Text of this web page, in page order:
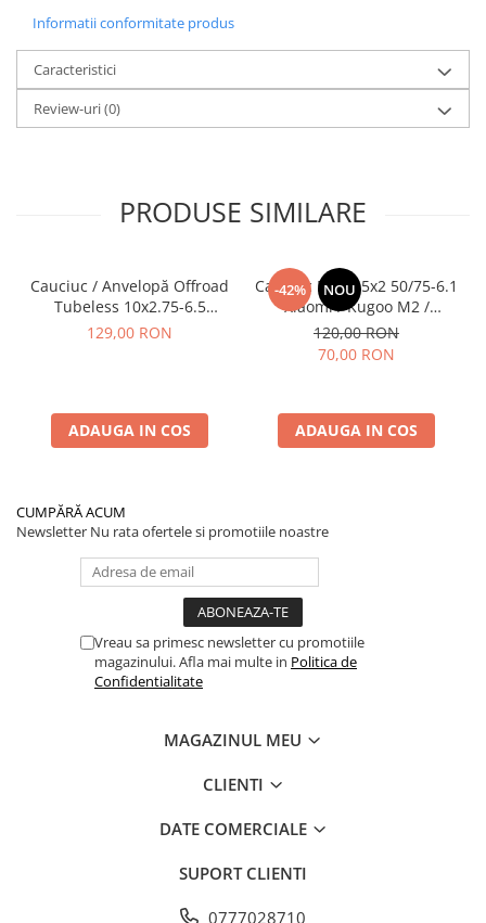
Informatii conformitate produs
Caracteristici
Review-uri(0)
PRODUSE SIMILARE
Cauciuc / Anvelopă Offroad
Tubeless 10x2.75-6.5
KuKirin G2/G2 Master 2025
129,00 RON
ADAUGA IN COS
-42% NOU
Cauciuc Plin 8.5x2 50/75-6.1
Xiaomi / Kugoo M2 /
Ducati/Evergreen/Motus/
120,00 RON
70,00 RON
ADAUGA IN COS
CUMPĂRĂ ACUM
Newsletter Nu rata ofertele si promotiile noastre
Vreau sa primesc newsletter cu promotiile
magazinului. Afla mai multe in Politica de
Confidentialitate
MAGAZINUL MEU
CLIENTI
DATE COMERCIALE
SUPORT CLIENTI
0777028710